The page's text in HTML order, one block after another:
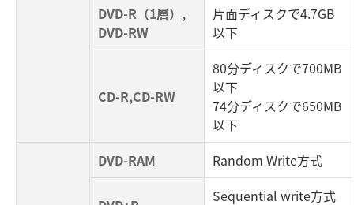
DVD-R（1層）,
DVD-RW
片面ディスクで4.7GB
以下
CD-R,CD-RW
80分ディスクで700MB
以下
74分ディスクで650MB
以下
DVD-RAM Random Write方式
Sequential write方式